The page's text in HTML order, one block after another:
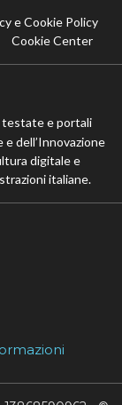
e Cookie Policy
Cookie Center
testate e portali
dell’Innovazione
digitale e
italiane.